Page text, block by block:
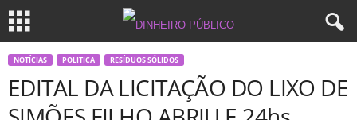
NOTÍCIAS POLITICA RESÍDUOS SÓLIDOS
EDITAL DA LICITAÇÃO DO LIXO DE